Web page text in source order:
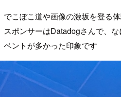
でこぼこ道や画像の激坂を登る
スポンサーはDatadogさんで、
ベントが多かった印象です